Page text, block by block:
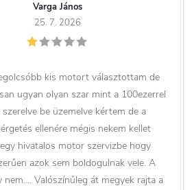
Varga János
25. 7. 2026
kis motort választottam de
ugyan olyan szar mint a 100ezerrel
be üzemelve kértem de a
ellenére mégis nekem kellet
hivatalos motor szervizbe hogy
azok sem boldogulnak vele. A
Valószínűleg át megyek rajta a